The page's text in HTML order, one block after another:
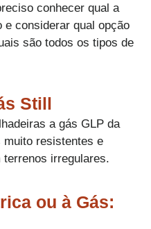
conhecer qual a
e considerar qual opção
são todos os tipos de
Still​
a gás GLP da
muito resistentes e
terrenos irregulares.
ou à Gás: